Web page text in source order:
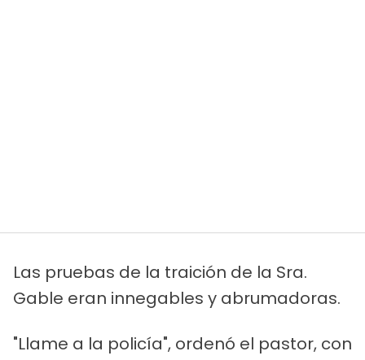
Las pruebas de la traición de la Sra.
Gable eran innegables y abrumadoras.
"Llame a la policía", ordenó el pastor, con